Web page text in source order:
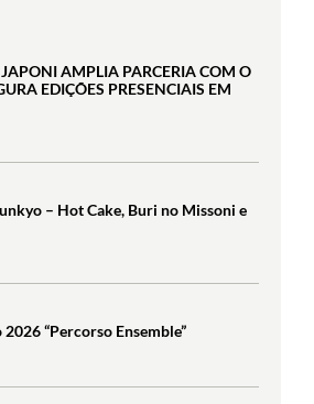
AMPLIA PARCERIA COM O
EDIÇÕES PRESENCIAIS EM
– Hot Cake, Buri no Missoni e
“Percorso Ensemble”